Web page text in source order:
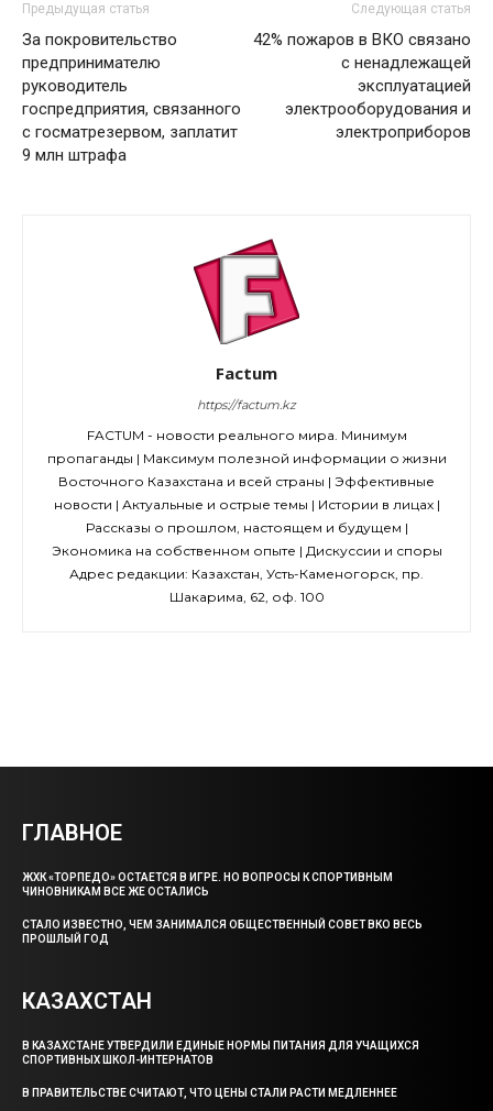
Предыдущая статья
За покровительство
предпринимателю
руководитель
госпредприятия, связанного
с госматрезервом, заплатит
9 млн штрафа
Следующая статья
42% пожаров в ВКО связано
с ненадлежащей
эксплуатацией
электрооборудования и
электроприборов
Factum
https://factum.kz
FACTUM - новости реального мира. Минимум
пропаганды | Максимум полезной информации о жизни
Восточного Казахстана и всей страны | Эффективные
новости | Актуальные и острые темы | Истории в лицах |
Рассказы о прошлом, настоящем и будущем |
Экономика на собственном опыте | Дискуссии и споры
Адрес редакции: Казахстан, Усть-Каменогорск, пр.
Шакарима, 62, оф. 100
ГЛАВНОЕ
ЖХК «ТОРПЕДО» ОСТАЕТСЯ В ИГРЕ. НО ВОПРОСЫ К СПОРТИВНЫМ
ЧИНОВНИКАМ ВСЕ ЖЕ ОСТАЛИСЬ
СТАЛО ИЗВЕСТНО, ЧЕМ ЗАНИМАЛСЯ ОБЩЕСТВЕННЫЙ СОВЕТ ВКО ВЕСЬ
ПРОШЛЫЙ ГОД
КАЗАХСТАН
В КАЗАХСТАНЕ УТВЕРДИЛИ ЕДИНЫЕ НОРМЫ ПИТАНИЯ ДЛЯ УЧАЩИХСЯ
СПОРТИВНЫХ ШКОЛ-ИНТЕРНАТОВ
В ПРАВИТЕЛЬСТВЕ СЧИТАЮТ, ЧТО ЦЕНЫ СТАЛИ РАСТИ МЕДЛЕННЕЕ